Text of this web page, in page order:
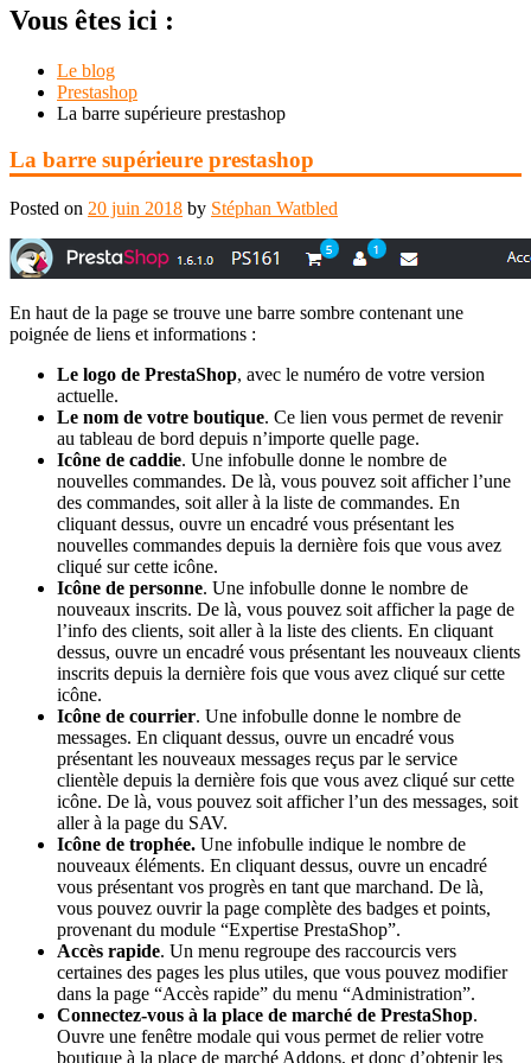
Vous êtes ici :
Le blog
Prestashop
La barre supérieure prestashop
La barre supérieure prestashop
Posted on 20 juin 2018 by Stéphan Watbled
En haut de la page se trouve une barre sombre contenant une
poignée de liens et informations :
Le logo de PrestaShop, avec le numéro de votre version
actuelle.
Le nom de votre boutique. Ce lien vous permet de revenir
au tableau de bord depuis n’importe quelle page.
Icône de caddie. Une infobulle donne le nombre de
nouvelles commandes. De là, vous pouvez soit afficher l’une
des commandes, soit aller à la liste de commandes. En
cliquant dessus, ouvre un encadré vous présentant les
nouvelles commandes depuis la dernière fois que vous avez
cliqué sur cette icône.
Icône de personne. Une infobulle donne le nombre de
nouveaux inscrits. De là, vous pouvez soit afficher la page de
l’info des clients, soit aller à la liste des clients. En cliquant
dessus, ouvre un encadré vous présentant les nouveaux clients
inscrits depuis la dernière fois que vous avez cliqué sur cette
icône.
Icône de courrier. Une infobulle donne le nombre de
messages. En cliquant dessus, ouvre un encadré vous
présentant les nouveaux messages reçus par le service
clientèle depuis la dernière fois que vous avez cliqué sur cette
icône. De là, vous pouvez soit afficher l’un des messages, soit
aller à la page du SAV.
Icône de trophée. Une infobulle indique le nombre de
nouveaux éléments. En cliquant dessus, ouvre un encadré
vous présentant vos progrès en tant que marchand. De là,
vous pouvez ouvrir la page complète des badges et points,
provenant du module “Expertise PrestaShop”.
Accès rapide. Un menu regroupe des raccourcis vers
certaines des pages les plus utiles, que vous pouvez modifier
dans la page “Accès rapide” du menu “Administration”.
Connectez-vous à la place de marché de PrestaShop.
Ouvre une fenêtre modale qui vous permet de relier votre
boutique à la place de marché Addons, et donc d’obtenir les